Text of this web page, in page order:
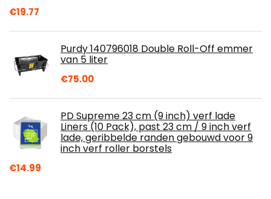
€19.77
Purdy 140796018 Double Roll-Off emmer
van 5 liter
€75.00
PD Supreme 23 cm (9 inch) verf lade
Liners (10 Pack), past 23 cm / 9 inch verf
lade, geribbelde randen gebouwd voor 9
inch verf roller borstels
€14.99